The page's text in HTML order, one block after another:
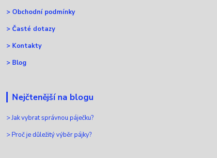
> Obchodní podmínky
>Časté dotazy
> Kontakty
> Blog
Nejčtenější na blogu
>Jak vybrat správnou páječku?
>Proč je důležitý výběr pájky?